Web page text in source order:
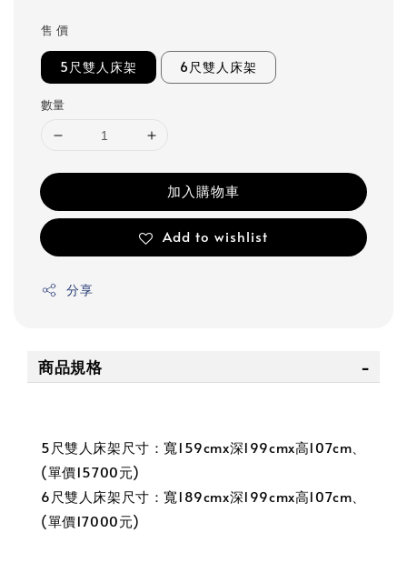
售 價
5尺雙人床架 6尺雙人床架
數量
加入購物車
Add to wishlist
分享
商品規格
5尺雙人床架尺寸：寬159cmx深199cmx高107cm、
(單價15700元)
6尺雙人床架尺寸：寬189cmx深199cmx高107cm、
(單價17000元)